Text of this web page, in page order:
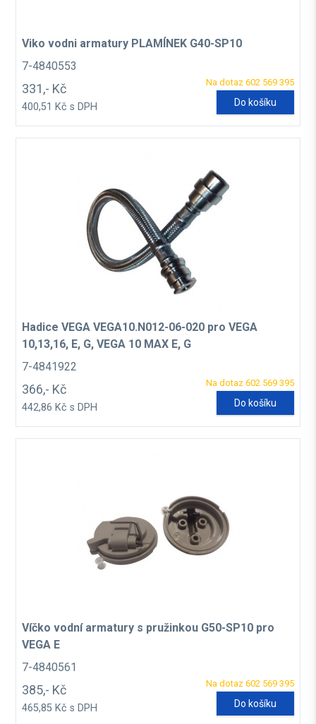
Viko vodni armatury PLAMÍNEK G40-SP10
7-4840553
Na dotaz 602 569 395
331,- Kč
400,51 Kč s DPH Do košíku
Hadice VEGA VEGA10.N012-06-020 pro VEGA
10,13,16, E, G, VEGA 10 MAX E, G
7-4841922
Na dotaz 602 569 395
366,- Kč
442,86 Kč s DPH Do košíku
Víčko vodní armatury s pružinkou G50-SP10 pro
VEGA E
7-4840561
Na dotaz 602 569 395
385,- Kč
465,85 Kč s DPH Do košíku